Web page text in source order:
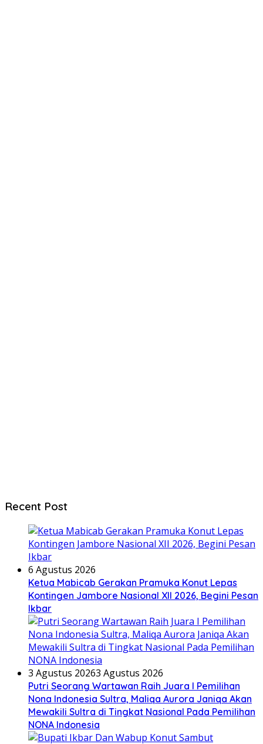
Recent Post
6 Agustus 2026
Ketua Mabicab Gerakan Pramuka Konut Lepas
Kontingen Jambore Nasional XII 2026, Begini Pesan
Ikbar
3 Agustus 20263 Agustus 2026
Putri Seorang Wartawan ‎Raih Juara I Pemilihan
Nona Indonesia Sultra, Maliqa Aurora Janiqa Akan
Mewakili Sultra di Tingkat Nasional Pada Pemilihan
NONA Indonesia